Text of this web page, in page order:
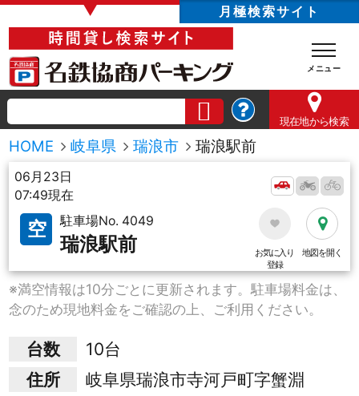
▼ 月極検索サイト
現在地から検索
HOME 岐阜県 瑞浪市 瑞浪駅前
06月23日
07:49現在
空 駐車場No. 4049
瑞浪駅前
お気に入り
登録
地図を開く
※満空情報は10分ごとに更新されます。駐車場料金は、
念のため現地料金をご確認の上、ご利用ください。
台数
10台
住所
岐阜県瑞浪市寺河戸町字蟹淵